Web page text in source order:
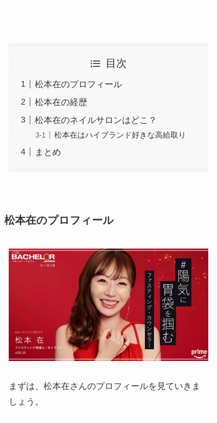
目次
松本在のプロフィール
松本在の経歴
松本在のネイルサロンはどこ？
松本在はハイブランド好きな高給取り
まとめ
松本在のプロフィール
まずは、松本在さんのプロフィールを見ていきま
しょう。